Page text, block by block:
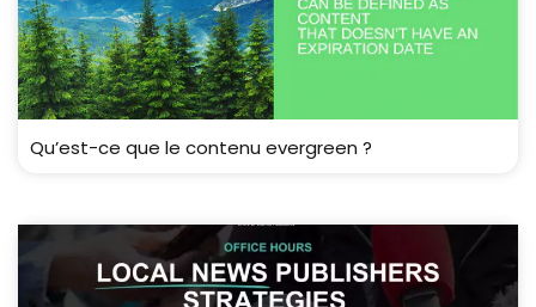
Qu’est-ce que le contenu evergreen ?